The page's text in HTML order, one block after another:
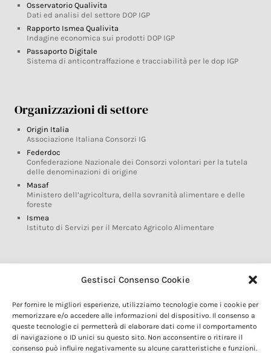
Gestisci Consenso Cookie
Per fornire le migliori esperienze, utilizziamo tecnologie come i cookie per
memorizzare e/o accedere alle informazioni del dispositivo. Il consenso a
queste tecnologie ci permetterà di elaborare dati come il comportamento
di navigazione o ID unici su questo sito. Non acconsentire o ritirare il
consenso può influire negativamente su alcune caratteristiche e funzioni.
Osservatorio Qualivita
Dati ed analisi del settore DOP IGP
Rapporto Ismea Qualivita
Indagine economica sui prodotti DOP IGP
Passaporto Digitale
Sistema di anticontraffazione e tracciabilità per le dop IGP
Organizzazioni di settore
Origin Italia
Associazione Italiana Consorzi IG
Federdoc
Confederazione Nazionale dei Consorzi volontari per la tutela
delle denominazioni di origine
Masaf
Ministero dell’agricoltura, della sovranità alimentare e delle
foreste
Ismea
Istituto di Servizi per il Mercato Agricolo Alimentare
Glossario DOP IGP
Marchi DOP IGP
Normativa prodotti DOP IGP
Consorzi di Tutela
Farm To Fork e prodotti DOP IGP